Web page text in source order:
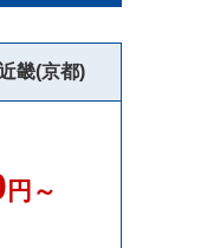
畿(京都)
円～